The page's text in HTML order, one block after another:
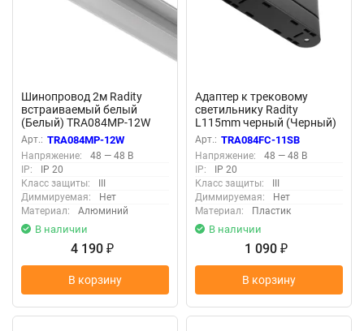
Шинопровод 2м Radity
встраиваемый белый
(Белый) TRA084MP-12W
Арт.: TRA084MP-12W
Напряжение:
48 — 48 В
IP:
IP 20
Класс защиты:
III
Диммируемая:
Нет
Материал:
Алюминий
В наличии
4 190 ₽
В корзину
Адаптер к трековому
светильнику Radity
L115mm черный (Черный)
TRA084FC-11SB
Арт.: TRA084FC-11SB
Напряжение:
48 — 48 В
IP:
IP 20
Класс защиты:
III
Диммируемая:
Нет
Материал:
Пластик
В наличии
1 090 ₽
В корзину